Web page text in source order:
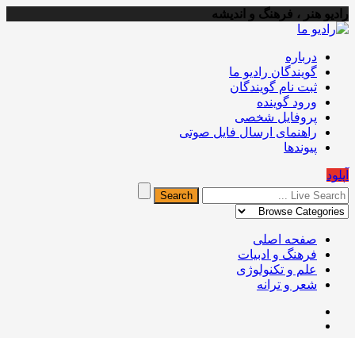
رادیو هنر ، فرهنگ و اندیشه
درباره
گویندگان رادیو ما
ثبت نام گویندگان
ورود گوینده
پروفایل شخصی
راهنمای ارسال فایل صوتی
پیوندها
آپلود
صفحه اصلی
فرهنگ و ادبیات
علم و تکنولوژی
شعر و ترانه